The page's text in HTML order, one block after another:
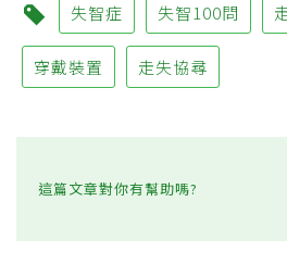
失智症 失智100問
穿戴裝置 走失協尋
這篇文章對你有幫助嗎?